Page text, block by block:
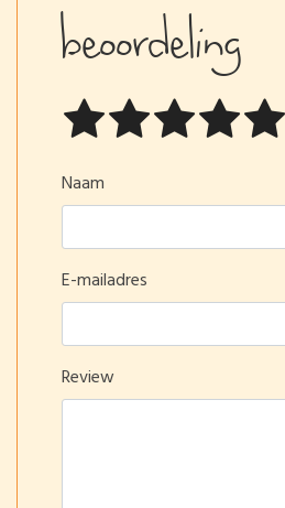
beoordeling
Naam
E-mailadres
Review